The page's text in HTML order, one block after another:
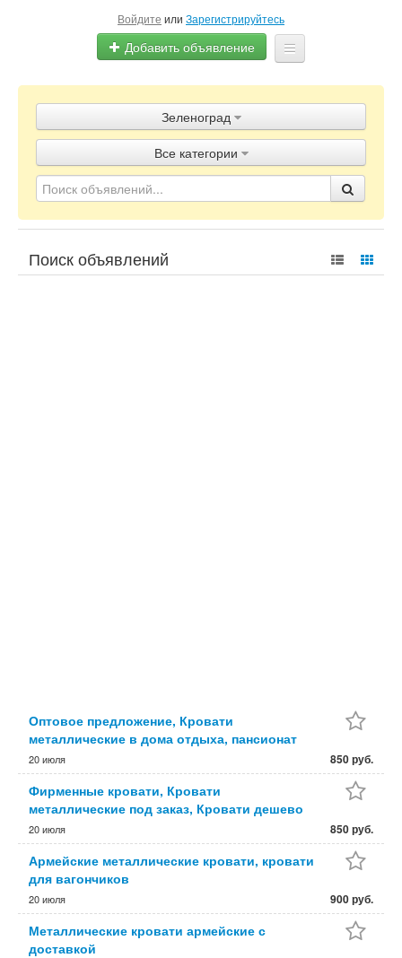
Войдите или Зарегистрируйтесь
Добавить объявление
Объявления
Блог
Зеленоград
Все категории
Поиск объявлений
Оптовое предложение, Кровати
металлические в дома отдыха, пансионат
20 июля 850 руб.
Фирменные кровати, Кровати
металлические под заказ, Кровати дешево
20 июля 850 руб.
Армейские металлические кровати, кровати
для вагончиков
20 июля 900 руб.
Металлические кровати армейские с
доставкой